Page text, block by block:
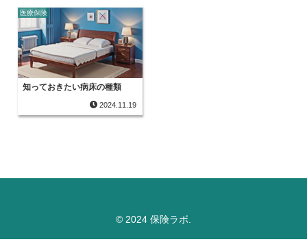
医療保険
知っておきたい病床の種類
2024.11.19
© 2024 保険ラボ.